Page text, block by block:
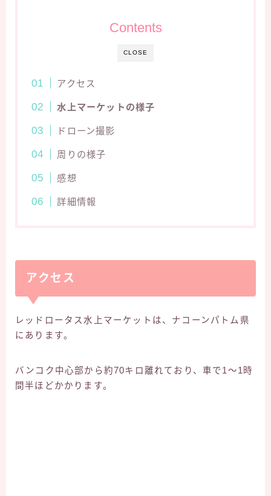
CLOSE
Contents
アクセス
水上マーケットの様子
ドローン撮影
周りの様子
感想
詳細情報
アクセス
レッドロータス水上マーケットは、ナコーンパトム県
にあります。
バンコク中心部から約70キロ離れており、車で1～1時
間半ほどかかります。